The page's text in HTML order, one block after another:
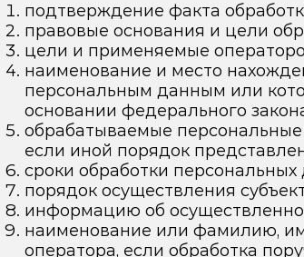
подтверждение факта
правовые основания и цели
цели и применяемые
наименование и место
персональным данным или
основании федерального
обрабатываемые
если иной порядок
сроки обработки
порядок осуществления
информацию об
наименование или фамилию,
оператора, если обработка